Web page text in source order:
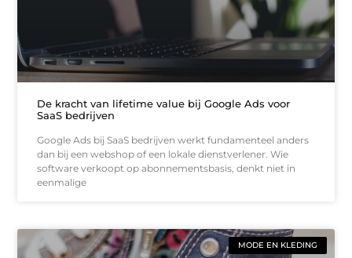
De kracht van lifetime value bij Google Ads voor
SaaS bedrijven
Google Ads bij SaaS bedrijven werkt fundamenteel anders
dan bij een webshop of een lokale dienstverlener. Wie
software verkoopt op abonnementsbasis, denkt niet in
eenmalige
MODE EN KLEDING